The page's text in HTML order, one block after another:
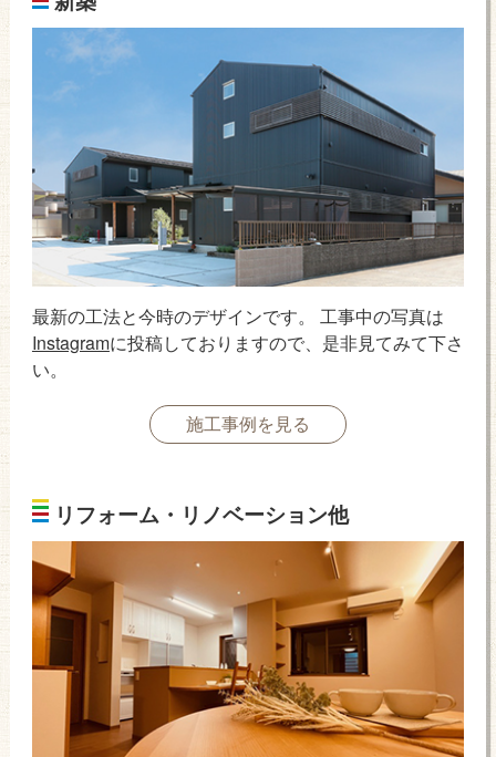
最新の工法と今時のデザインです。 工事中の写真は
Instagramに投稿しておりますので、是非見てみて下さ
い。
施工事例を見る
リフォーム・リノベーション他